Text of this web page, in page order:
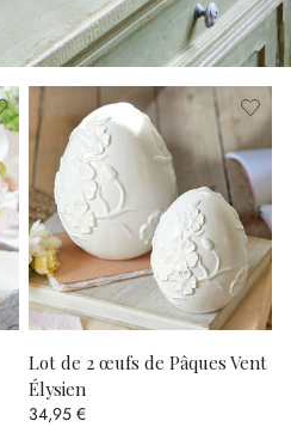
Lot de 2 œufs de Pâques Vent
Élysien
34,95 €